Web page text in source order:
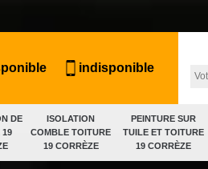
DE
19
ISOLATION
COMBLE TOITURE
19 CORRÈZE
PEINTURE SUR
TUILE ET TOITURE
19 CORRÈZE
indisponible